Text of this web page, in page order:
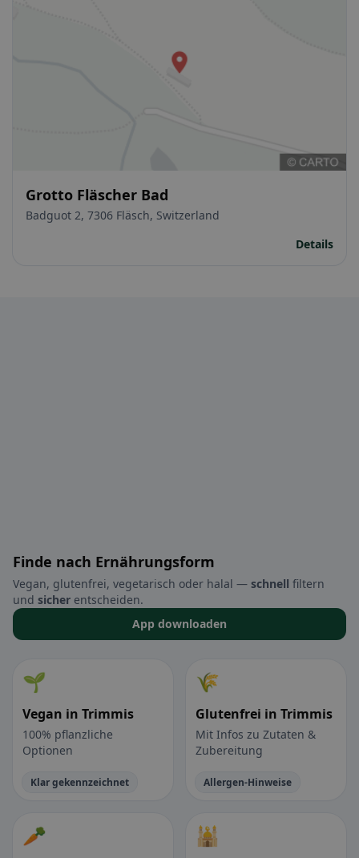
Grotto Fläscher Bad
Badguot 2, 7306 Fläsch, Switzerland
Details
Finde nach Ernährungsform
Vegan, glutenfrei, vegetarisch oder halal — schnell filtern
und sicher entscheiden.
App downloaden
🌱
Vegan in Trimmis
100% pflanzliche
Optionen
Klar gekennzeichnet
🌾
Glutenfrei in Trimmis
Mit Infos zu Zutaten &
Zubereitung
Allergen-Hinweise
🥕 🕌